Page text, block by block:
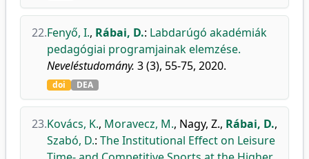
22.Fenyő, I., Rábai, D.: Labdarúgó akadémiák
pedagógiai programjainak elemzése.
Neveléstudomány. 3 (3), 55-75, 2020.
doi DEA
23.Kovács, K., Moravecz, M., Nagy, Z., Rábai, D.,
Szabó, D.: The Institutional Effect on Leisure